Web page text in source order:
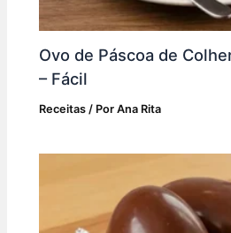
Ovo de Páscoa de
– Fácil
Receitas / PorAna Rita